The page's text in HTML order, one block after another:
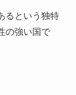
るという独特
の強い国で